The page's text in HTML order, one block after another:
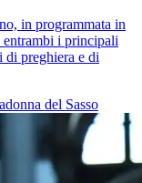
in programmata in
entrambi i principali
di preghiera e di
del Sasso